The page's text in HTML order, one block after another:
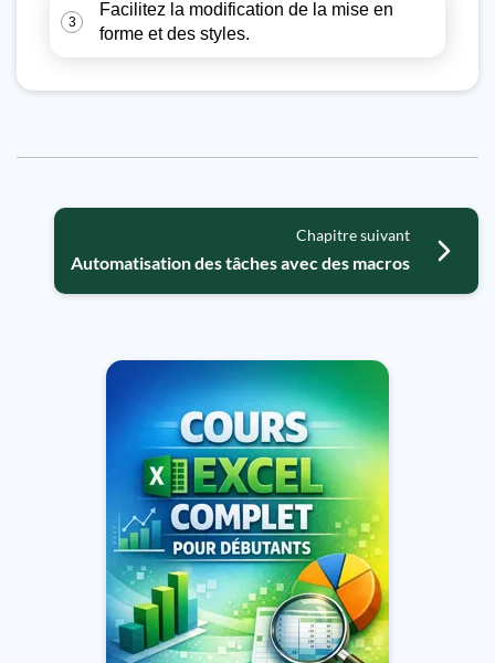
3
Facilitez la modification de la mise en
forme et des styles.
Chapitre suivant
Automatisation des tâches avec des macros